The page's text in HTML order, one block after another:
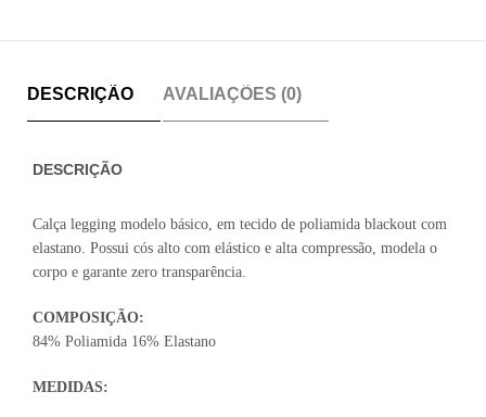
DESCRIÇÃO AVALIAÇÕES (0)
DESCRIÇÃO
Calça legging modelo básico, em tecido de poliamida blackout com
elastano. Possui cós alto com elástico e alta compressão, modela o
corpo e garante zero transparência.
COMPOSIÇÃO:
84% Poliamida 16% Elastano
MEDIDAS: